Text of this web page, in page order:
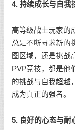
4. 持续成长与自我
高等级战士玩家的
总是不断寻求新的
图区域，还是挑战
PVP竞技，都是他
的挑战与自我超越
成为真正的强者。
5. 良好的心态与耐